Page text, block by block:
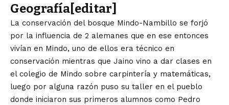
Geografía[editar]
La conservación del bosque Mindo-Nambillo se forjó
por la influencia de 2 alemanes que en ese entonces
vivían en Mindo, uno de ellos era técnico en
conservación mientras que Jaino vino a dar clases en
el colegio de Mindo sobre carpintería y matemáticas,
luego por alguna razón puso su taller en el pueblo
donde iniciaron sus primeros alumnos como Pedro